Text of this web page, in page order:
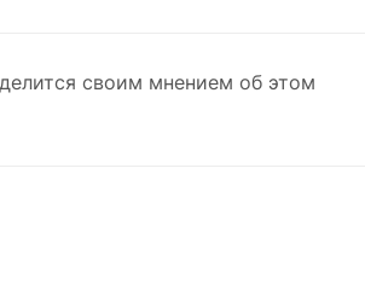
своим мнением об этом